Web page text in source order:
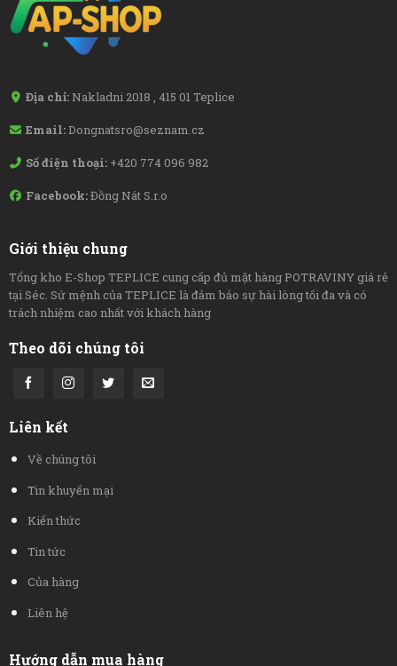
Địa chỉ: Nakladni 2018 , 415 01 Teplice
Email:Dongnatsro@seznam.cz
Số điện thoại: +420 774 096 982
Facebook:Đồng Nát S.r.o
Giới thiệu chung
Tổng kho E-Shop TEPLICE cung cấp đủ mặt hàng POTRAVINY giá rẻ
tại Séc. Sứ mệnh của TEPLICE là đảm bảo sự hài lòng tối đa và có
trách nhiệm cao nhất với khách hàng
Theo dõi chúng tôi
Liên kết
Về chúng tôi
Tin khuyến mại
Kiến thức
Tin tức
Của hàng
Liên hệ
Hướng dẫn mua hàng